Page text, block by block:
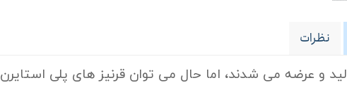
نظرات
و عرضه می شدند، اما حال می توان قرنیز های پلی استایرن